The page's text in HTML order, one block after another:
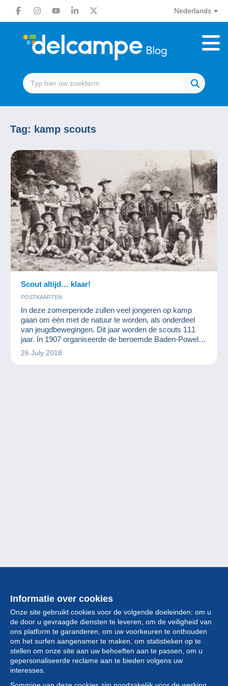
Nederlands
Tag: kamp scouts
Scout altijd… klaar!
POSTKAARTEN
In deze zomerperiode zullen veel jongeren op kamp
gaan om één met de natuur te worden, als onderdeel
van jeugdbewegingen. Dit jaar worden de scouts 111
jaar. In 1907 organiseerde de beroemde Baden-Powell
het eerste scoutskamp. Wie is deze oprichter? Welke
waarden wilde hij bijbrengen? Dat zullen we hier
26 July 2018
Informatie over cookies
Onze site gebruikt cookies voor de volgende doeleinden: om u
de door u gevraagde diensten te leveren, om de veiligheid van
ons platform te garanderen, om uw voorkeuren te onthouden
om het surfen aangenamer te maken, om statistieken op te
stellen om onze site aan uw behoeften aan te passen, om u
gepersonaliseerde reclame aan te bieden volgens uw
interesses.
Collectie